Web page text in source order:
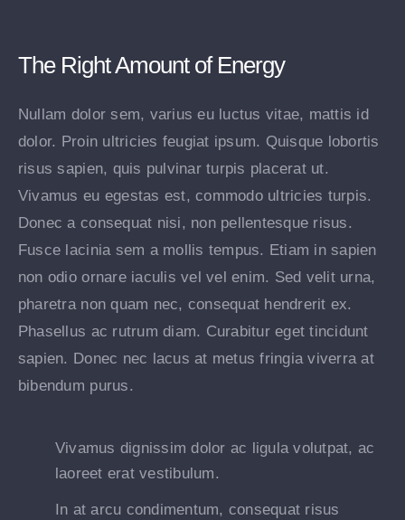
The Right Amount of Energy
Nullam dolor sem, varius eu luctus vitae, mattis id
dolor. Proin ultricies feugiat ipsum. Quisque lobortis
risus sapien, quis pulvinar turpis placerat ut.
Vivamus eu egestas est, commodo ultricies turpis.
Donec a consequat nisi, non pellentesque risus.
Fusce lacinia sem a mollis tempus. Etiam in sapien
non odio ornare iaculis vel vel enim. Sed velit urna,
pharetra non quam nec, consequat hendrerit ex.
Phasellus ac rutrum diam. Curabitur eget tincidunt
sapien. Donec nec lacus at metus fringia viverra at
bibendum purus.
Vivamus dignissim dolor ac ligula volutpat, ac
laoreet erat vestibulum.
In at arcu condimentum, consequat risus